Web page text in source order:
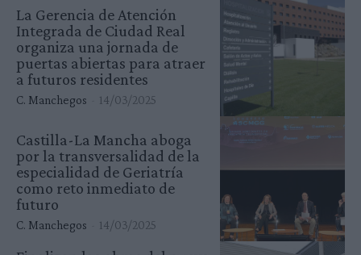
La Gerencia de Atención
Integrada de Ciudad Real
organiza una jornada de
puertas abiertas para atraer
a futuros residentes
C. Manchegos 14/03/2025
Castilla-La Mancha aboga
por la transversalidad de la
especialidad de Geriatría
como reto inmediato de
futuro
C. Manchegos 14/03/2025